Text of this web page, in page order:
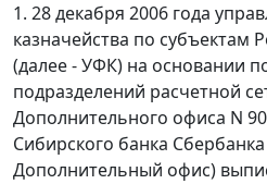
1. 28 декабря 2006 года
казначейства по субъектам
(далее - УФК) на основании
подразделений расчетной
Дополнительного офиса N
Сибирского банка
Дополнительный офис)